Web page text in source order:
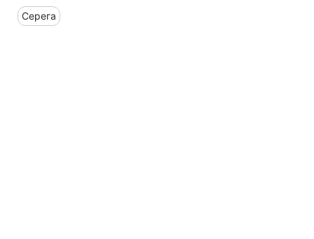
Серега